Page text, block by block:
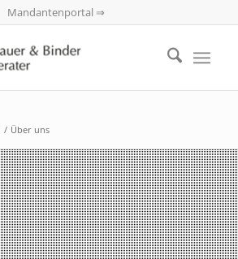
Mandantenportal ⇒
/ Über uns